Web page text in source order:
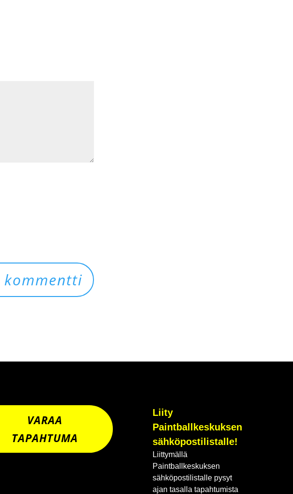
VARAA
TAPAHTUMA
Liity
Paintballkeskuksen
sähköpostilistalle!
Liittymällä
Paintballkeskuksen
sähköpostilistalle pysyt
ajan tasalla tapahtumista